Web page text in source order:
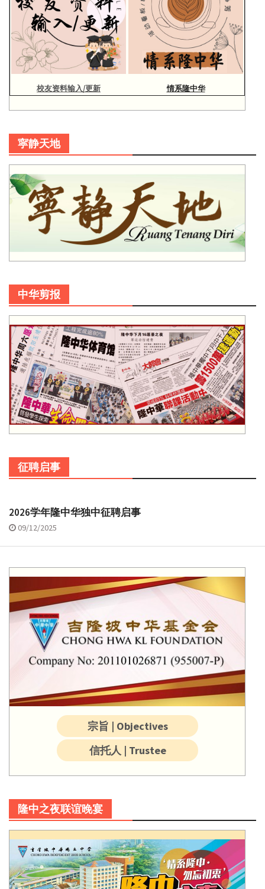
校友资料输入/更新 情系隆中华
寜静天地
中华剪报
征聘启事
2026学年隆中华独中征聘启事
09/12/2025
宗旨 | Objectives
信托人 | Trustee
隆中之夜联谊晚宴